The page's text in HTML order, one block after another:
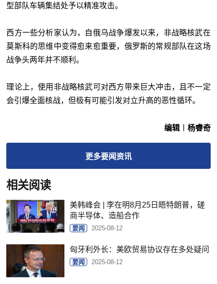
型部队车辆集结处予以精准攻击。
西方一些分析家认为，自俄乌战争爆发以来，非战略核武在
莫斯科的思维中变得愈来愈重要，俄罗斯的常规部队在这场
战争头两年并不顺利。
理论上，使用非战略核武可对西方带来巨大冲击，且不一定
会引爆全面核战，但极有可能引发对立升高的恶性循环。
编辑︱杨睿奇
更多要闻资讯
相关阅读
美韩峰会 | 李在明8月25日晤特朗普，磋
商半导体、造船合作
要闻 2025-08-12
匈牙利外长：美欧贸易协议存在多处疑问
要闻 2025-08-12